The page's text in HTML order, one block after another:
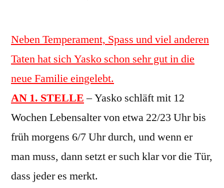
Neben Temperament, Spass und viel anderen
Taten hat sich Yasko schon sehr gut in die
neue Familie eingelebt.
AN 1. STELLE– Yasko schläft mit 12
Wochen Lebensalter von etwa 22/23 Uhr bis
früh morgens 6/7 Uhr durch, und wenn er
man muss, dann setzt er such klar vor die Tür,
dass jeder es merkt.